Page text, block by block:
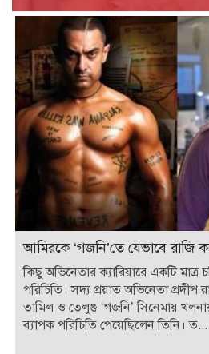
আমিরকে ‘গজনি’তে যেভাবে রাজি
কিছু অভিনেতার ক্যারিয়ারে একটি
পরিচিতি। সদ্য প্রয়াত অভিনেতা
তামিল ও তেলুগু ‘গজনি’ সিনেমায়
ব্যাপক পরিচিতি পেয়েছিলেন তিনি। ত...